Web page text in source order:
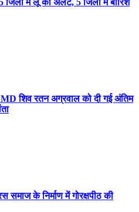
में लू का अलर्ट, 5 जिलों में बारिश
शिव रतन अग्रवाल को दी गई अंतिम
समाज के निर्माण में गोरक्षपीठ की